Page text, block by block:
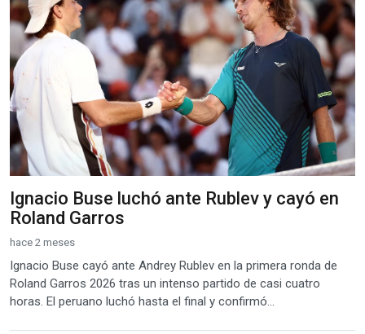
Ignacio Buse luchó ante Rublev y cayó en
Roland Garros
hace 2 meses
Ignacio Buse cayó ante Andrey Rublev en la primera ronda de
Roland Garros 2026 tras un intenso partido de casi cuatro
horas. El peruano luchó hasta el final y confirmó...